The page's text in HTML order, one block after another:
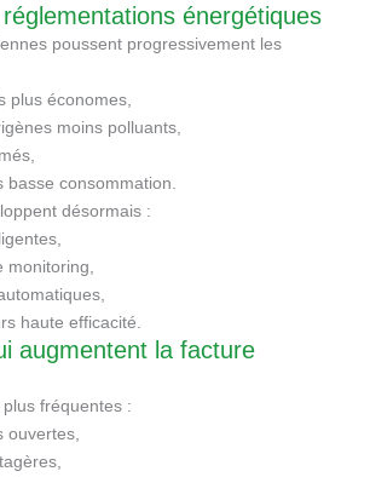
énergétiques
poussent progressivement les
plus économes,
moins polluants,
consommation.
désormais :
monitoring,
haute efficacité.
augmentent la facture
fréquentes :
ouvertes,